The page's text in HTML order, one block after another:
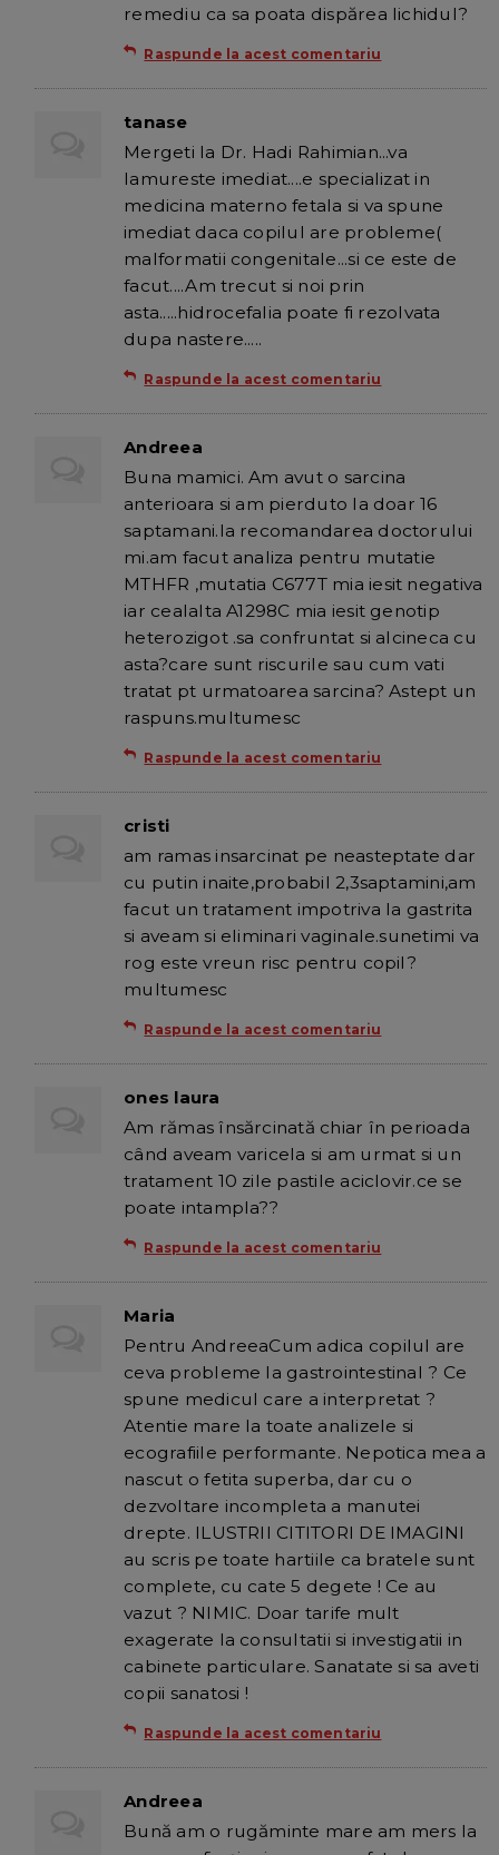
remediu ca sa poata dispărea lichidul?
Raspunde la acest comentariu
tanase
Mergeti la Dr. Hadi Rahimian...va
lamureste imediat....e specializat in
medicina materno fetala si va spune
imediat daca copilul are probleme(
malformatii congenitale...si ce este de
facut....Am trecut si noi prin
asta.....hidrocefalia poate fi rezolvata
dupa nastere.....
Raspunde la acest comentariu
Andreea
Buna mamici. Am avut o sarcina
anterioara si am pierduto la doar 16
saptamani.la recomandarea doctorului
mi.am facut analiza pentru mutatie
MTHFR ,mutatia C677T mia iesit negativa
iar cealalta A1298C mia iesit genotip
heterozigot .sa confruntat si alcineca cu
asta?care sunt riscurile sau cum vati
tratat pt urmatoarea sarcina? Astept un
raspuns.multumesc
Raspunde la acest comentariu
cristi
am ramas insarcinat pe neasteptate dar
cu putin inaite,probabil 2,3saptamini,am
facut un tratament impotriva la gastrita
si aveam si eliminari vaginale.sunetimi va
rog este vreun risc pentru copil?
multumesc
Raspunde la acest comentariu
ones laura
Am rămas însărcinată chiar în perioada
când aveam varicela si am urmat si un
tratament 10 zile pastile aciclovir.ce se
poate intampla??
Raspunde la acest comentariu
Maria
Pentru AndreeaCum adica copilul are
ceva probleme la gastrointestinal ? Ce
spune medicul care a interpretat ?
Atentie mare la toate analizele si
ecografiile performante. Nepotica mea a
nascut o fetita superba, dar cu o
dezvoltare incompleta a manutei
drepte. ILUSTRII CITITORI DE IMAGINI
au scris pe toate hartiile ca bratele sunt
complete, cu cate 5 degete ! Ce au
vazut ? NIMIC. Doar tarife mult
exagerate la consultatii si investigatii in
cabinete particulare. Sanatate si sa aveti
copii sanatosi !
Raspunde la acest comentariu
Andreea
Bună am o rugăminte mare am mers la